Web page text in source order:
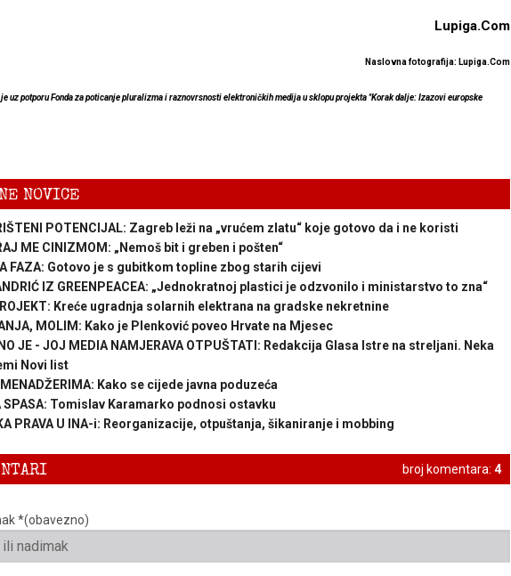
Lupiga.Com
Naslovna fotografija: Lupiga.Com
uz potporu Fonda za poticanje pluralizma i raznovrsnosti elektroničkih medija u sklopu projekta "Korak dalje: Izazovi europske
NOVICE
POTENCIJAL: Zagreb leži na „vrućem zlatu“ koje gotovo da i ne koristi
ME CINIZMOM: „Nemoš bit i greben i pošten“
FAZA: Gotovo je s gubitkom topline zbog starih cijevi
IZ GREENPEACEA: „Jednokratnoj plastici je odzvonilo i ministarstvo to zna“
Kreće ugradnja solarnih elektrana na gradske nekretnine
MOLIM: Kako je Plenković poveo Hrvate na Mjesec
JE - JOJ MEDIA NAMJERAVA OTPUŠTATI: Redakcija Glasa Istre na streljani. Neka
Novi list
MENADŽERIMA: Kako se cijede javna poduzeća
SPASA: Tomislav Karamarko podnosi ostavku
PRAVA U INA-i: Reorganizacije, otpuštanja, šikaniranje i mobbing
broj komentara: 4
*(obavezno)